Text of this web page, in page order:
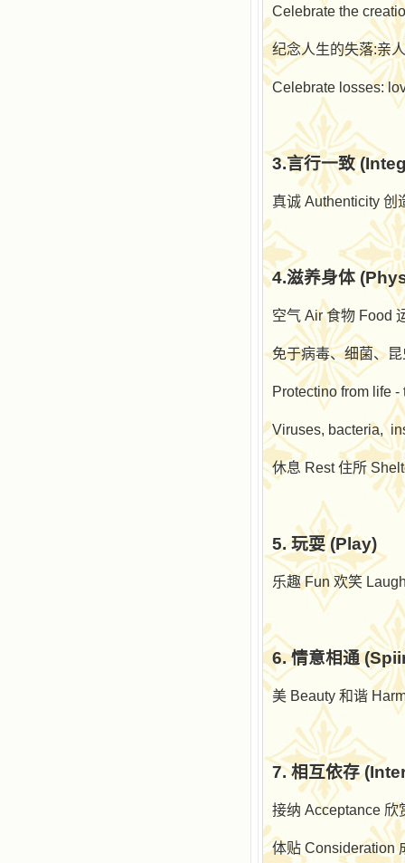
Celebrate the
纪念人生的失落:亲
Celebrate losses:
3.言行一致
真诚 Authenticity 创
4.滋养身体
空气 Air食物 Food
免于病毒、细菌、
Protectino from life
Viruses, bacteria,
休息 Rest住所
5.玩耍(Play)
乐趣Fun欢笑
6.情意相通
美 Beauty 和谐
7.相互依存
接纳 Acceptance 欣
体贴 Consideration